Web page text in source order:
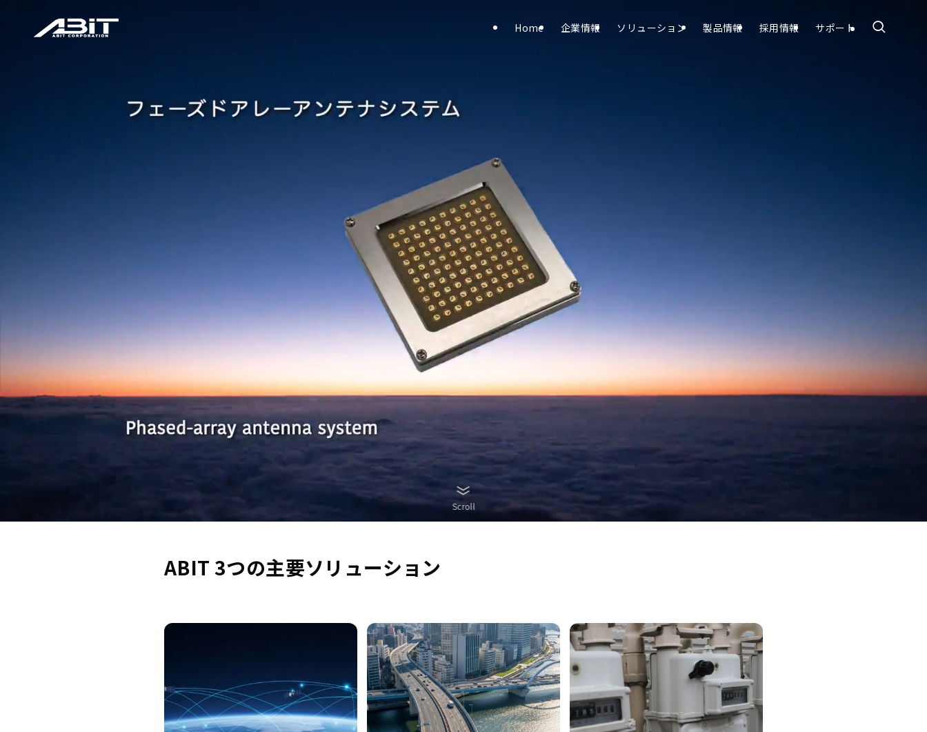
Home 企業情報 ソリューション 製品情報 採用情報 サポート
Scroll
ABIT 3つの主要ソリューション